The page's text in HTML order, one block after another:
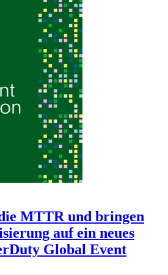
MTTR und bringen
auf ein neues
Global Event